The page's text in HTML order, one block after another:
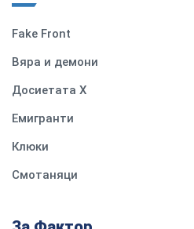
Fake Front
Вяра и демони
Досиетата Х
Емигранти
Клюки
Смотаняци